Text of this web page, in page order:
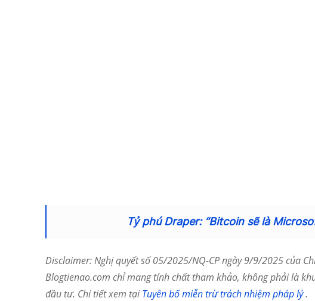
Tỷ phú Draper: “Bitcoin sẽ là
Disclaimer: Nghị quyết số 05/2025/NQ-CP ngày 9/9/2025 của
Blogtienao.com chỉ mang tính chất tham khảo, không phải là
đầu tư. Chi tiết xem tạiTuyên bố miễn trừ trách nhiệm pháp lý.